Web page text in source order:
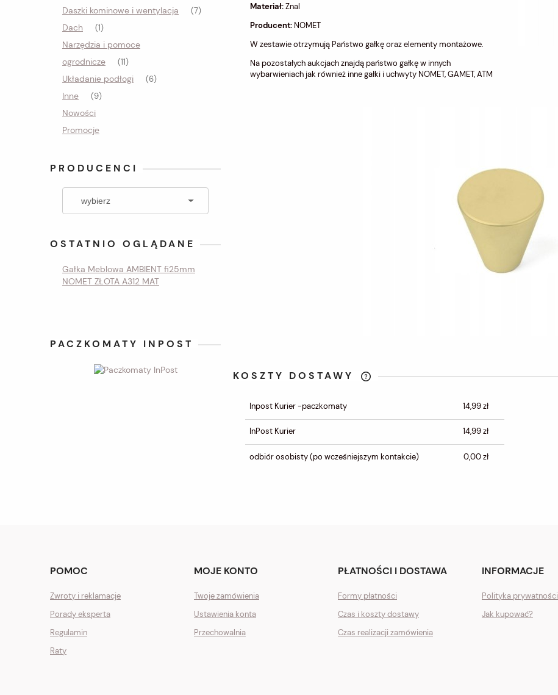
Daszki kominowe i wentylacja (7)
Dach (1)
Narzędzia i pomoce
ogrodnicze
(11)
Układanie podłogi (6)
Inne (9)
Nowości
Promocje
PRODUCENCI
OSTATNIO OGLĄDANE
Gałka Meblowa AMBIENT fi25mm
NOMET ZŁOTA A312 MAT
PACZKOMATY INPOST
Materiał:Znal
Producent: NOMET
W zestawie otrzymują Państwo gałkę oraz elementy montażowe.
Na pozostałych aukcjach znajdą państwo gałkę w innych
wybarwieniach jak również inne gałki i uchwyty NOMET, GAMET, ATM
KOSZTY DOSTAWY
CENA NIE ZAWIERA
Inpost Kurier -paczkomaty 14,99 zł
InPost Kurier 14,99 zł
odbiór osobisty(po wcześniejszym kontakcie) 0,00 zł
POMOC
Zwroty i reklamacje
Porady eksperta
Regulamin
Raty
MOJE KONTO
Twoje zamówienia
Ustawienia konta
Przechowalnia
PŁATNOŚCI I DOSTAWA
Formy płatności
Czas i koszty dostawy
Czas realizacji zamówienia
INFORMACJE
Polityka prywatności
Jak kupować?